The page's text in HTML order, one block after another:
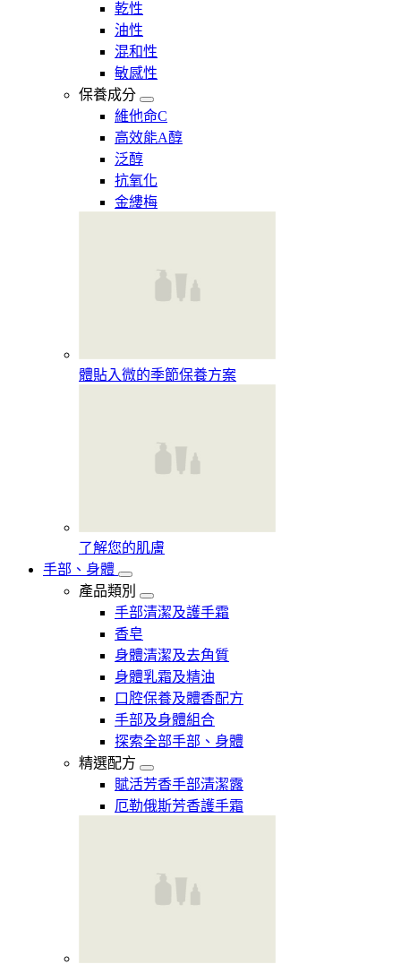
乾性
油性
混和性
敏感性
保養成分
維他命C
高效能A醇
泛醇
抗氧化
金縷梅
體貼入微的季節保養方案
了解您的肌膚
手部、身體
產品類別
手部清潔及護手霜
香皂
身體清潔及去角質
身體乳霜及精油
口腔保養及體香配方
手部及身體組合
探索全部手部、身體
精選配方
賦活芳香手部清潔露
厄勒俄斯芳香護手霜